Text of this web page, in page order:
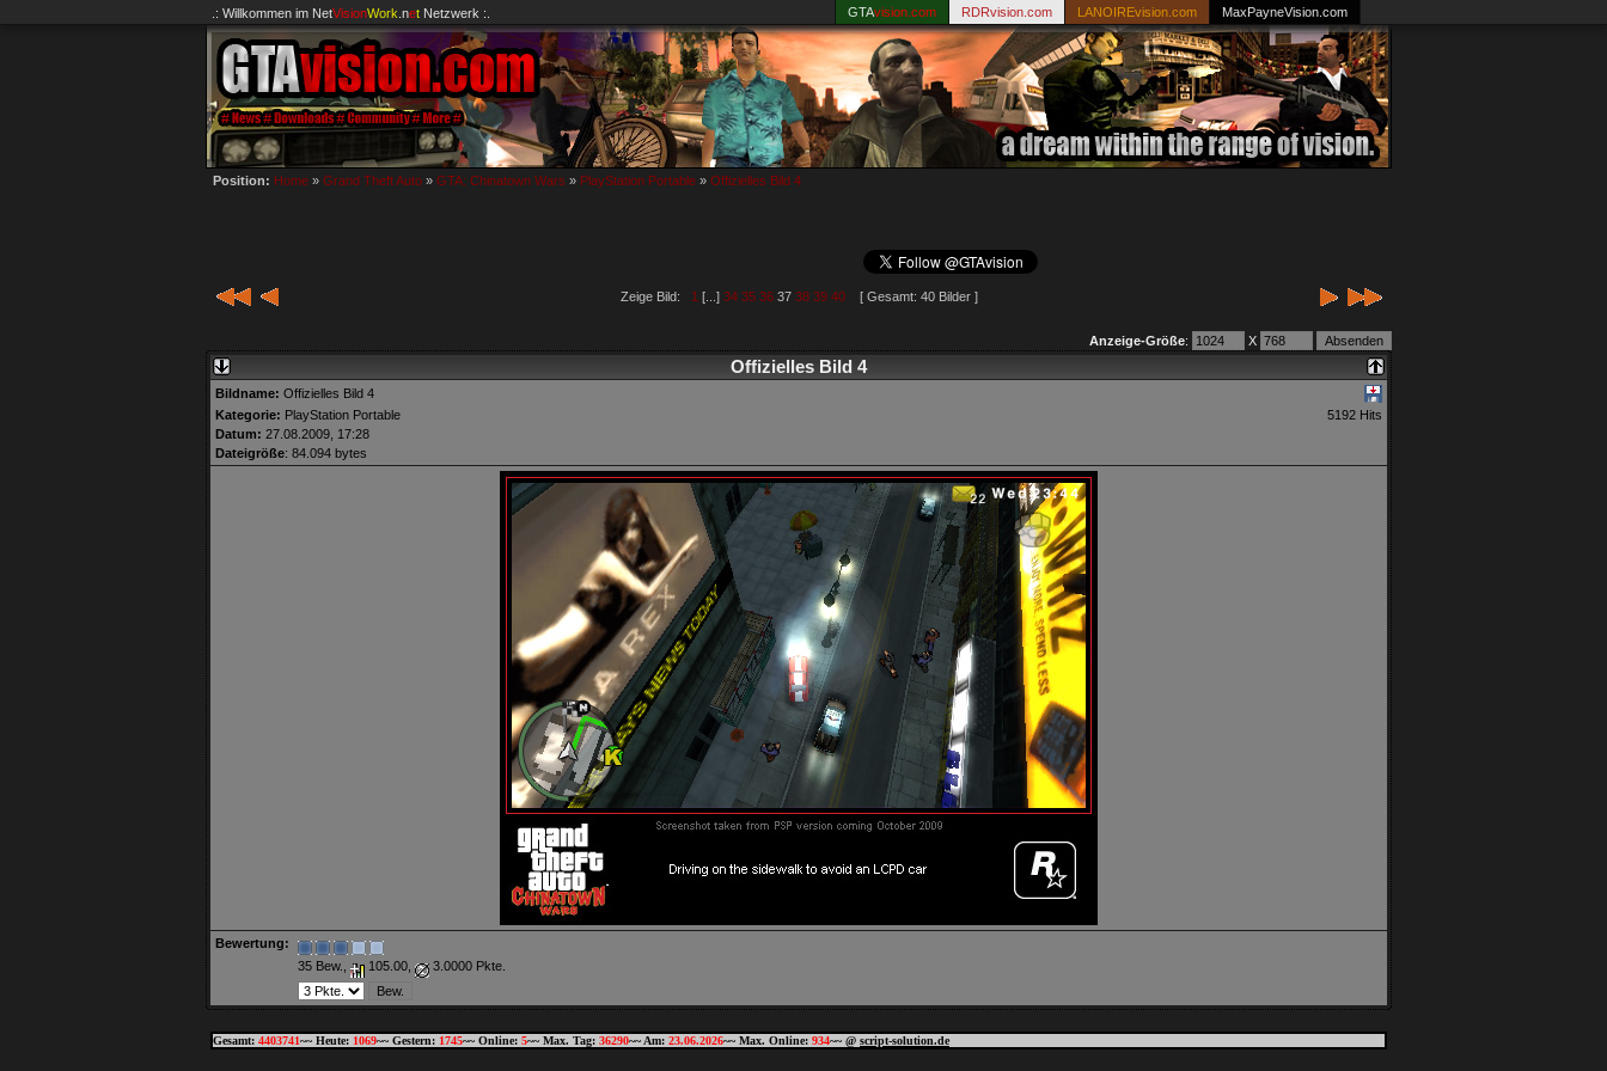
.: Willkommen im NetVisionWork .net Netzwerk :. GTAvision.com RDRvision.com LANOIREvision.com MaxPayneVision.com
Position: Home » Grand Theft Auto » GTA: Chinatown Wars » PlayStation Portable » Offizielles Bild 4
Zeige Bild: 1 [...] 34 35 3637 38 39 40[ Gesamt: 40 Bilder ]
Anzeige-Größe: X
Offizielles Bild 4
Bildname: Offizielles Bild 4
Kategorie: PlayStation Portable
5192 Hits
Datum: 27.08.2009, 17:28
Dateigröße: 84.094 bytes
Bewertung:
35 Bew.,
105.00, 3.0000 Pkte.
Gesamt: 4403741~~ Heute: 1069~~ Gestern: 1745~~ Online: 5~~ Max. Tag: 36290~~ Am: 23.06.2026~~ Max. Online: 934~~ @ script-solution.de